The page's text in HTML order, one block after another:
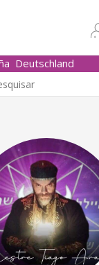
Deutschland